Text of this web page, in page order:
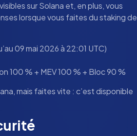
sur Solana et, en plus, vous
lorsque vous faites du staking de
09 mai 2026 à 22:01 UTC)
100 % + MEV 100 % + Bloc 90 %
mais faites vite : c’est disponible